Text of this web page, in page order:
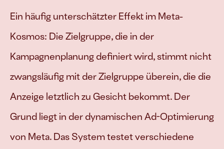
Ein häufig unterschätzter Effekt im Meta-
Kosmos: Die Zielgruppe, die in der
Kampagnenplanung definiert wird, stimmt nicht
zwangsläufig mit der Zielgruppe überein, die die
Anzeige letztlich zu Gesicht bekommt. Der
Grund liegt in der dynamischen Ad-Optimierung
von Meta. Das System testet verschiedene